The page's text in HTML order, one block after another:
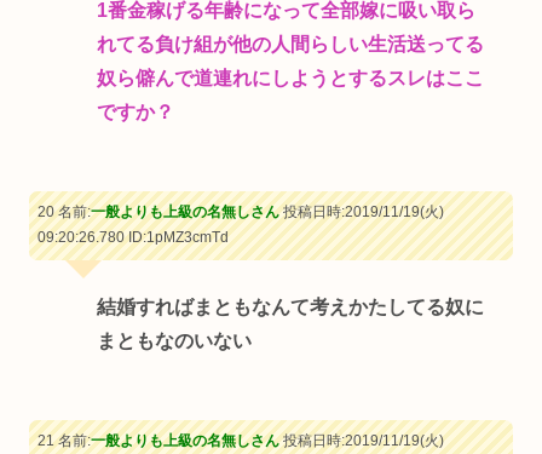
1番金稼げる年齢になって全部嫁に吸い取ら
れてる負け組が他の人間らしい生活送ってる
奴ら僻んで道連れにしようとするスレはここ
ですか？
20 名前:一般よりも上級の名無しさん投稿日時:2019/11/19(火)
09:20:26.780ID:1pMZ3cmTd
結婚すればまともなんて考えかたしてる奴に
まともなのいない
21 名前:一般よりも上級の名無しさん投稿日時:2019/11/19(火)